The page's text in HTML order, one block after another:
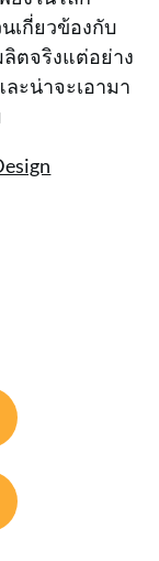
เกี่ยวข้องกับ
ตจริงแต่อย่าง
ะน่าจะเอามา